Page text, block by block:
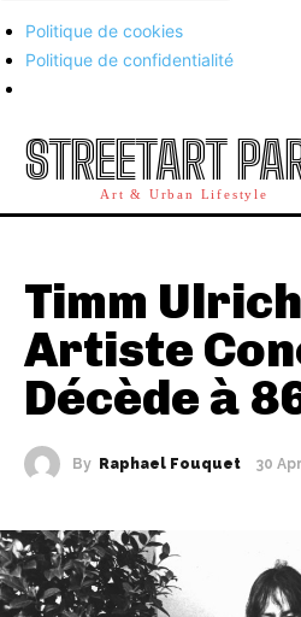
Politique de cookies
Politique de confidentialité
STREETART
Art & Urban Lifestyle
Timm
Artiste
Décède à
By Raphael Fouquet 30